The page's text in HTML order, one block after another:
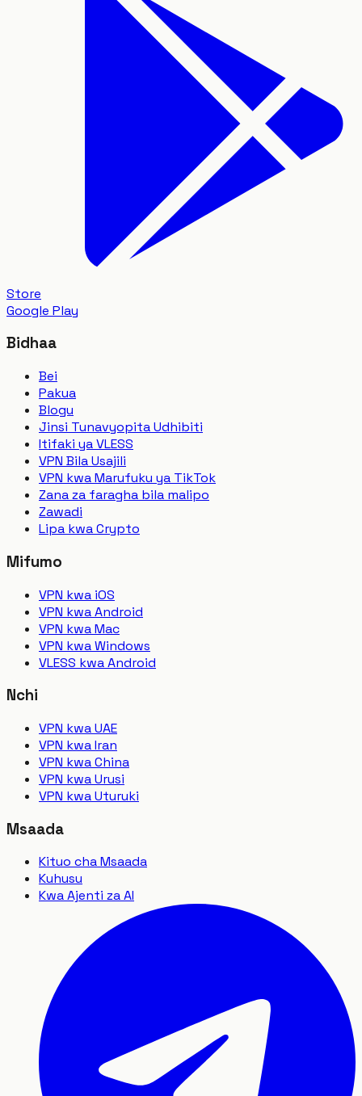
Store
Google Play
Bidhaa
Bei
Pakua
Blogu
Jinsi Tunavyopita Udhibiti
Itifaki ya VLESS
VPN Bila Usajili
VPN kwa Marufuku ya TikTok
Zana za faragha bila malipo
Zawadi
Lipa kwa Crypto
Mifumo
VPN kwa iOS
VPN kwa Android
VPN kwa Mac
VPN kwa Windows
VLESS kwa Android
Nchi
VPN kwa UAE
VPN kwa Iran
VPN kwa China
VPN kwa Urusi
VPN kwa Uturuki
Msaada
Kituo cha Msaada
Kuhusu
Kwa Ajenti za AI